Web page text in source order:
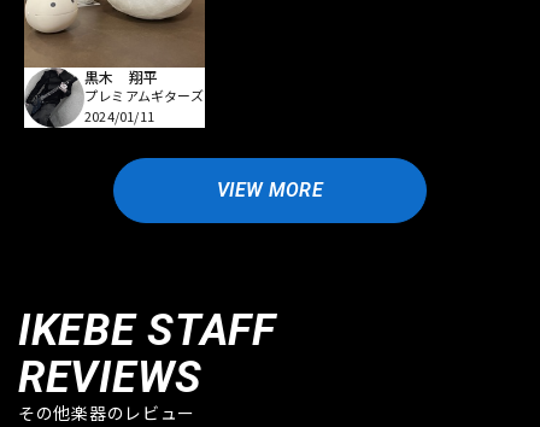
黒木 翔平
プレミアムギターズ
2024/01/11
VIEW MORE
IKEBE STAFF
REVIEWS
その他楽器のレビュー